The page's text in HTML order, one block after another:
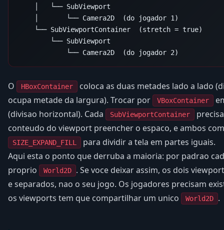
    │   └── SubViewport
    │       └── Camera2D  (do jogador 1)
    └── SubViewportContainer  (stretch = true)
        └── SubViewport
O HBoxContainer
coloca as duas metades lado a lado
ocupa metade da largura). Trocar por
VBoxContainer
(divisao horizontal). Cada
SubViewportContainer
conteudo do viewport preencher o espaco, e ambos
SIZE_EXPAND_FILL
para dividir a tela em partes iguais.
Aqui esta o ponto que derruba a maioria: por padrao
proprio
World2D
. Se voce deixar assim, os dois
e separados, nao o seu jogo. Os jogadores precisam
os viewports tem que compartilhar um unico
World2D .